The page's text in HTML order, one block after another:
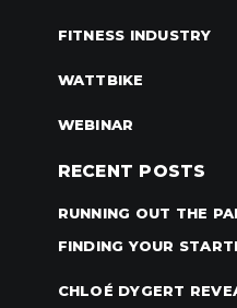
FITNESS INDUSTRY
WATTBIKE
WEBINAR
RECENT POSTS
RUNNING OUT THE
FINDING YOUR
CHLOÉ DYGERT